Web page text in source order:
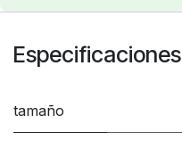
Especificaciones
tamaño